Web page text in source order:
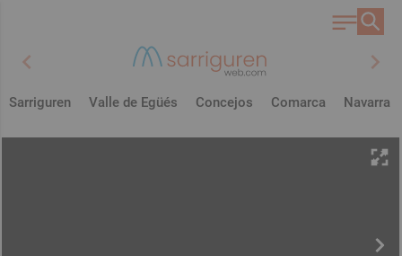
chevron_left chevron_right
Sarriguren Valle de Egüés Concejos Comarca Navarra